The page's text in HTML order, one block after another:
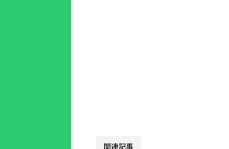
関連記事